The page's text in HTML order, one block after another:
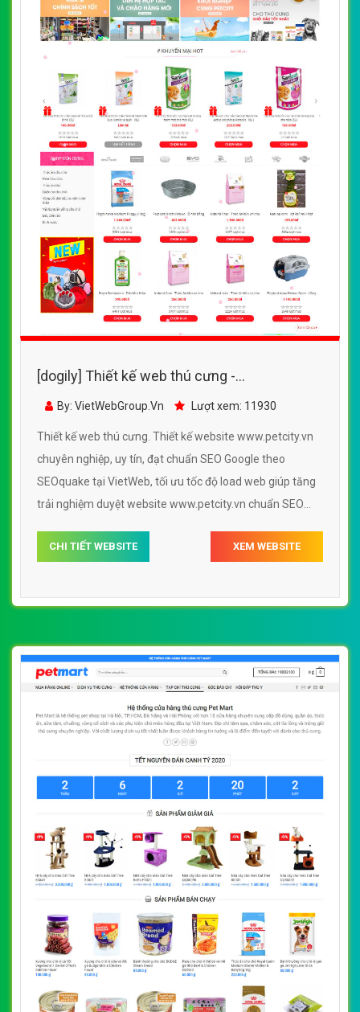
[dogily] Thiết kế web thú cưng -
www.petcity.vn
By: VietWebGroup.Vn Lượt xem: 11930
Thiết kế web thú cưng. Thiết kế website www.petcity.vn
chuyên nghiệp, uy tín, đạt chuẩn SEO Google theo
SEOquake tại VietWeb, tối ưu tốc độ load web giúp tăng
trải nghiệm duyệt website www.petcity.vn chuẩn SEO
CHI TIẾT WEBSITE XEM WEBSITE